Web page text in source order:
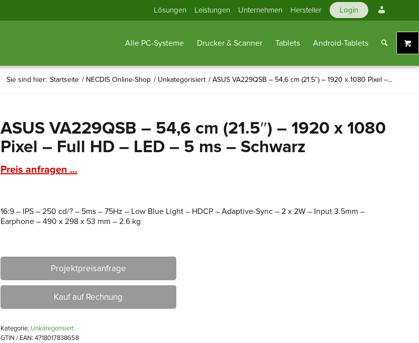
Lösungen Leistungen Unternehmen Hersteller Login
Konto
Alle PC-Systeme Drucker & Scanner Tablets Android-Tablets
Sie sind hier: Startseite / NECDIS Online-Shop / Unkategorisiert / ASUS VA229QSB – 54,6 cm (21.5″) – 1920 x 1080 Pixel –...
ASUS VA229QSB – 54,6 cm (21.5″) – 1920 x 1080
Pixel – Full HD – LED – 5 ms – Schwarz
Preis anfragen ...
16:9 – IPS – 250 cd/? – 5ms – 75Hz – Low Blue Light – HDCP – Adaptive-Sync – 2 x 2W – Input 3.5mm –
Earphone – 490 x 298 x 53 mm – 2.6 kg
Projektpreisanfrage
Kauf auf Rechnung
Kategorie: Unkategorisiert
GTIN / EAN: 4718017838658